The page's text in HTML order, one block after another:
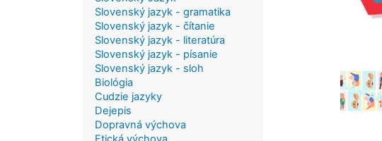
Slovenský jazyk - gramatika
Slovenský jazyk - čítanie
Slovenský jazyk - literatúra
Slovenský jazyk - písanie
Slovenský jazyk - sloh
Biológia
Cudzie jazyky
Dejepis
Dopravná výchova